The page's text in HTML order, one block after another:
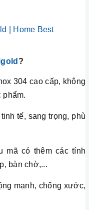
?
304 cao cấp, không
phẩm.
tế, sang trọng, phù
mã có thêm các tính
bàn chờ,...
mạnh, chống xước,